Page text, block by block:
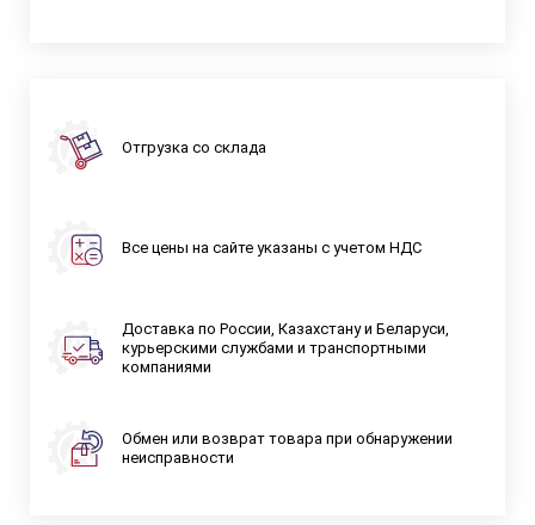
Отгрузка со склада
Все цены на сайте указаны с учетом НДС
Доставка по России, Казахстану и Беларуси,
курьерскими службами и транспортными
компаниями
Обмен или возврат товара при обнаружении
неисправности